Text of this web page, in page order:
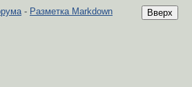
Вверх
- Разметка Markdown